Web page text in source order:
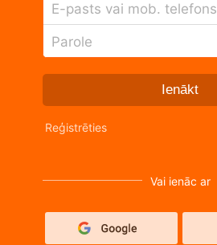
E-pasts vai mob. telefons
Parole
Ienākt
Reģistrēties
Vai ienāc ar